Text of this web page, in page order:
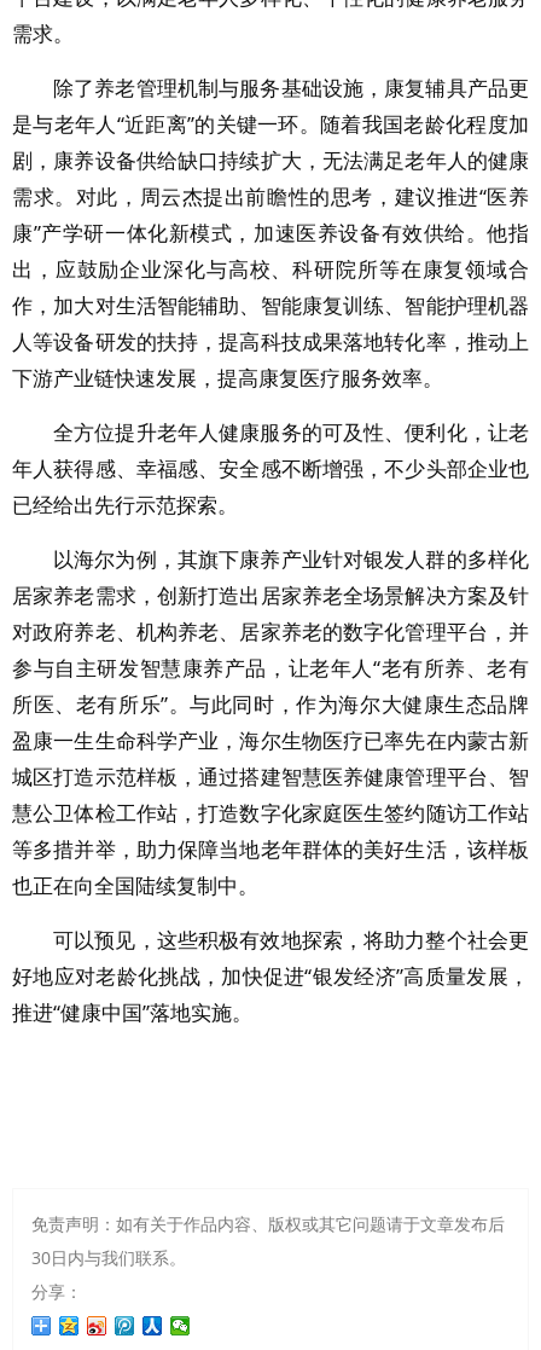
需求。
除了养老管理机制与服务基础设施，康复辅具产品更
是与老年人“近距离”的关键一环。随着我国老龄化程度加
剧，康养设备供给缺口持续扩大，无法满足老年人的健康
需求。对此，周云杰提出前瞻性的思考，建议推进“医养
康”产学研一体化新模式，加速医养设备有效供给。他指
出，应鼓励企业深化与高校、科研院所等在康复领域合
作，加大对生活智能辅助、智能康复训练、智能护理机器
人等设备研发的扶持，提高科技成果落地转化率，推动上
下游产业链快速发展，提高康复医疗服务效率。
全方位提升老年人健康服务的可及性、便利化，让老
年人获得感、幸福感、安全感不断增强，不少头部企业也
已经给出先行示范探索。
以海尔为例，其旗下康养产业针对银发人群的多样化
居家养老需求，创新打造出居家养老全场景解决方案及针
对政府养老、机构养老、居家养老的数字化管理平台，并
参与自主研发智慧康养产品，让老年人“老有所养、老有
所医、老有所乐”。与此同时，作为海尔大健康生态品牌
盈康一生生命科学产业，海尔生物医疗已率先在内蒙古新
城区打造示范样板，通过搭建智慧医养健康管理平台、智
慧公卫体检工作站，打造数字化家庭医生签约随访工作站
等多措并举，助力保障当地老年群体的美好生活，该样板
也正在向全国陆续复制中。
可以预见，这些积极有效地探索，将助力整个社会更
好地应对老龄化挑战，加快促进“银发经济”高质量发展，
推进“健康中国”落地实施。
免责声明：如有关于作品内容、版权或其它问题请于文章发布后
30日内与我们联系。
分享：